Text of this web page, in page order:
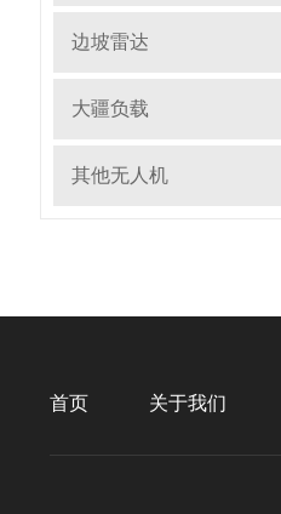
边坡雷达
大疆负载
其他无人机
首页 关于我们